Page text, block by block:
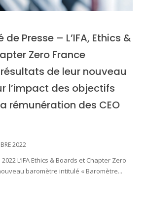
Presse – L’IFA, Ethics &
Zero France
de leur nouveau
l’impact des objectifs
rémunération des CEO
2022
L’IFA Ethics & Boards et Chapter Zero
baromètre intitulé « Baromètre...